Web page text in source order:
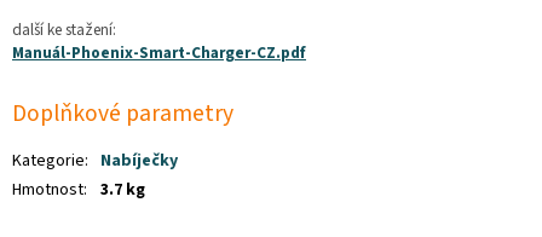
další ke stažení:
Manuál-Phoenix-Smart-Charger-CZ.pdf
Doplňkové parametry
Kategorie: Nabíječky
Hmotnost: 3.7 kg